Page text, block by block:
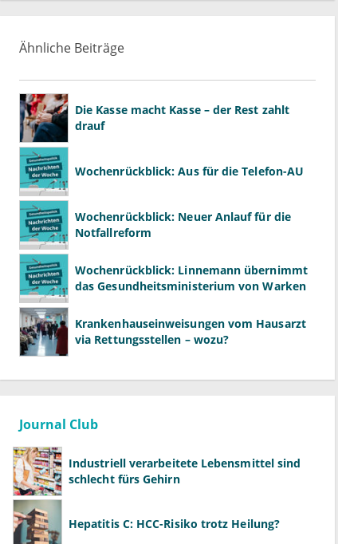
Ähnliche Beiträge
Die Kasse macht Kasse – der Rest zahlt
drauf
Wochenrückblick: Aus für die Telefon-AU
Wochenrückblick: Neuer Anlauf für die
Notfallreform
Wochenrückblick: Linnemann übernimmt
das Gesundheitsministerium von Warken
Krankenhauseinweisungen vom Hausarzt
via Rettungsstellen – wozu?
Journal Club
Industriell verarbeitete Lebensmittel sind
schlecht fürs Gehirn
Hepatitis C: HCC-Risiko trotz Heilung?